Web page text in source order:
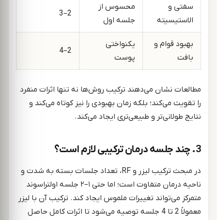
سفتی و
الاستیسیته
محسوس از
جلسه اول
2–3
بهبود قوام و
بافت
یکنواختی
پوست
2–4
مطالعات نشان می‌دهند ترکیب روش‌ها نه تنها اثرات منفرد
را تقویت می‌کند؛ بلکه زمان بهبودی را نیز کوتاه می‌کند و
نتایج طولانی‌تر و طبیعی‌تری ایجاد می‌کند.
3. چند جلسه درمان ترکیبی لازم است؟
در مبحث ترکیب لیزر و RF، تعداد جلسات بسته به شدت و
ناحیه درمان متفاوت است؛ اما حتی ۱–۲ جلسه اولتراسوند
متمرکز می‌تواند تغییرات ملموس ایجاد کند. ترکیب آن با لیزر
معمولاً 2 تا 4 جلسه توصیه می‌شود تا اثرات کامل حاصل